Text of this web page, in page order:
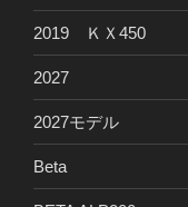
2019 ＫＸ450
2027
2027モデル
Beta